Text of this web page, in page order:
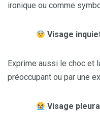
ironique ou comme
Visage
Exprime aussi le choc et
préoccupant ou par
Visage